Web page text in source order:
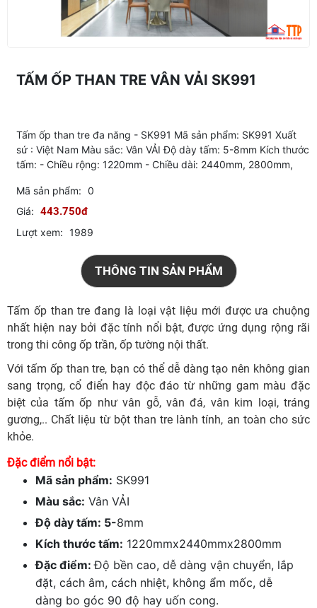
TẤM ỐP THAN TRE VÂN VẢI SK991
Tấm ốp than tre đa năng - SK991 Mã sản phẩm: SK991 Xuất
sứ : Việt Nam Màu sắc: Vân VẢI Độ dày tấm: 5-8mm Kích thước
tấm: - Chiều rộng: 1220mm - Chiều dài: 2440mm, 2800mm,
Mã sản phẩm: 0
Giá: 443.750đ
Lượt xem: 1989
THÔNG TIN SẢN PHẨM
Tấm ốp than tre đang là loại vật liệu mới được ưa chuộng
nhất hiện nay bởi đặc tính nổi bật, được ứng dụng rộng rãi
trong thi công ốp trần, ốp tường nội thất.
Với tấm ốp than tre, bạn có thể dễ dàng tạo nên không gian
sang trọng, cổ điển hay độc đáo từ những gam màu đặc
biệt của tấm ốp như vân gỗ, vân đá, vân kim loại, tráng
gương,.. Chất liệu từ bột than tre lành tính, an toàn cho sức
khỏe.
Đặc điểm nổi bật:
Mã sản phẩm: SK991
Màu sắc: Vân VẢI
Độ dày tấm: 5-8mm
Kích thước tấm: 1220mmx2440mmx2800mm
Đặc điểm:Độ bền cao, dễ dàng vận chuyển, lắp
đặt, cách âm, cách nhiệt, không ẩm mốc, dễ
dàng bo góc 90 độ hay uốn cong.